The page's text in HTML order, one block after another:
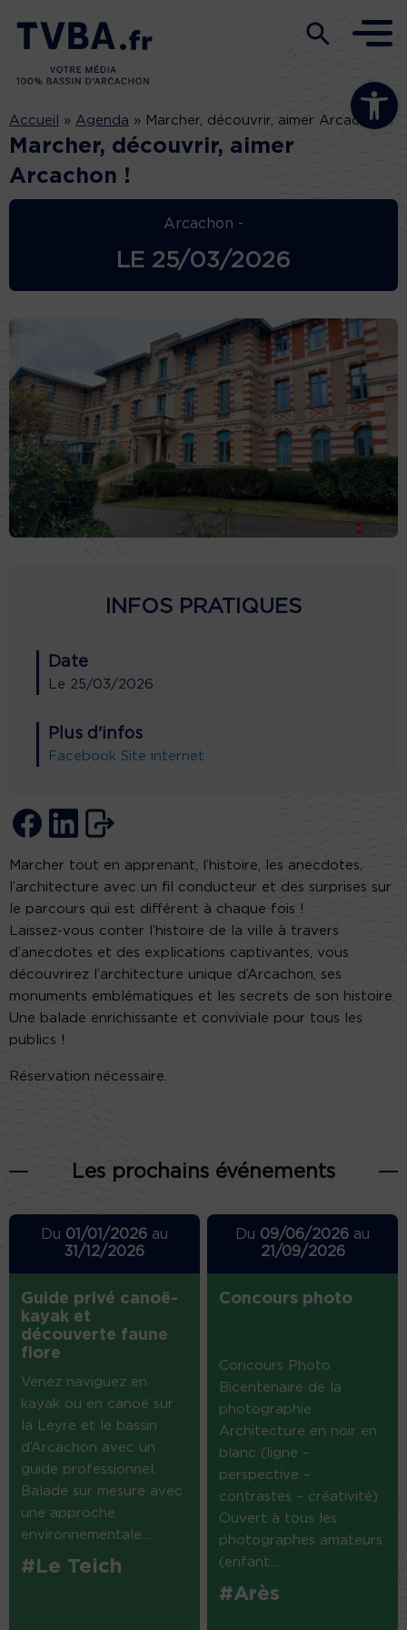
Ouvrir la
Accueil » Agenda » Marcher, découvrir, aimer Arcachon !
Marcher, découvrir, aimer
Arcachon !
Arcachon -
LE 25/03/2026
INFOS PRATIQUES
Date
Le 25/03/2026
Plus d'infos
Facebook Site internet
Marcher tout en apprenant, l’histoire, les anecdotes,
l’architecture avec un fil conducteur et des surprises sur
le parcours qui est différent à chaque fois !
Laissez-vous conter l’histoire de la ville à travers
d’anecdotes et des explications captivantes, vous
découvrirez l’architecture unique d’Arcachon, ses
monuments emblématiques et les secrets de son histoire.
Une balade enrichissante et conviviale pour tous les
publics !
Réservation nécessaire.
Les prochains événements
Du 01/01/2026au
31/12/2026
Guide privé canoë-
kayak et
découverte faune
flore
Venez naviguez en
kayak ou en canoë sur
la Leyre et le bassin
d’Arcachon avec un
guide professionnel.
Balade sur mesure avec
une approche
environnementale....
#Le Teich
Du 09/06/2026 au
21/09/2026
Concours photo
Concours Photo
Bicentenaire de la
photographie
Architecture en noir en
blanc (ligne –
perspective –
contrastes – créativité)
Ouvert à tous les
photographes amateurs
(enfant...
#Arès